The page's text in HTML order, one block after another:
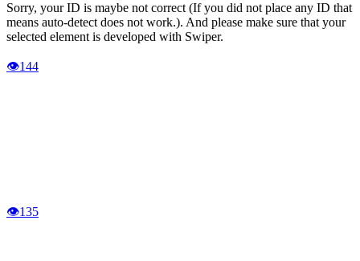
Sorry, your ID is maybe not correct (If you did not place any ID that
means auto-detect does not work.). And please make sure that your
selected element is developed with Swiper.
👁144
👁135